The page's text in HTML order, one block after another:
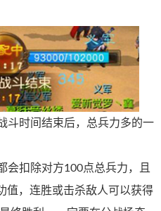
时间结束后，总兵力多的一
扣除对方100点总兵力，且
值，连胜或击杀敌人可以获得